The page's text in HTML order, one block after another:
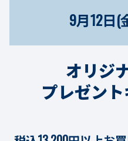
9月12日(
オリジ
プレゼン